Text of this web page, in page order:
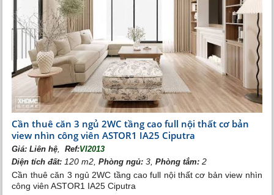
tài ba của Vingroup thiết kế đầy khoa học, mang đến
không gian sống đẳng cấp, giao hòa với thiên nhiên.
Nội thất trong căn biệt thự là các sản phẩm đến từ những
thương hiệu đẳng cấp thế giới với sự phối hợp hài hòa,
khoa học, đáp ứng nhu cầu thiết yếu của cuộc sống gia
chủ.
Cần thuê căn 3 ngủ 2WC tầng cao full nội thất cơ bản
view nhìn công viên ASTOR1 IA25 Ciputra
Giá:Liên hệ Ref:VI2013
Diện tích đất: 120 m2,Phòng ngủ: 3,Phòng tắm: 2
Cần thuê căn 3 ngủ 2WC tầng cao full nội thất cơ bản view nhìn
công viên ASTOR1 IA25 Ciputra